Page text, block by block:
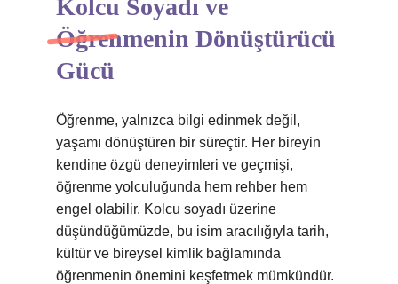
Kolcu Soyadı ve
Öğrenmenin Dönüştürücü
Gücü
Öğrenme, yalnızca bilgi edinmek değil,
yaşamı dönüştüren bir süreçtir. Her bireyin
kendine özgü deneyimleri ve geçmişi,
öğrenme yolculuğunda hem rehber hem
engel olabilir. Kolcu soyadı üzerine
düşündüğümüzde, bu isim aracılığıyla tarih,
kültür ve bireysel kimlik bağlamında
öğrenmenin önemini keşfetmek mümkündür.